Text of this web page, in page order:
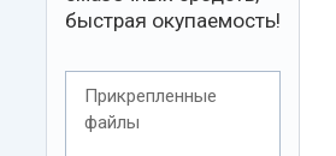
быстрая окупаемость!
Прикрепленные
файлы